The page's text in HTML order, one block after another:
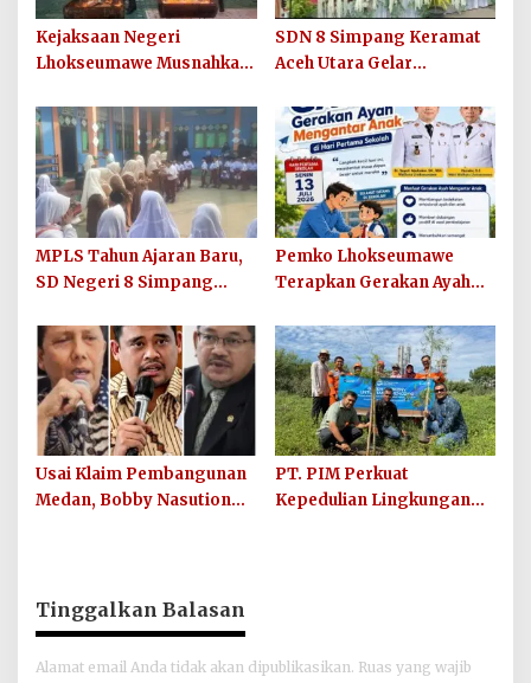
Kejaksaan Negeri
Lhokseumawe Musnahkan
Berkekuatan Hukum Tetap
dan Sosialisasikan Lelang
Barang Rampasan
SDN 8 Simpang Keramat
Aceh Utara Gelar
Tahun Ajaran 2026/2027
MPLS Tahun Ajaran Baru,
SD Negeri 8 Simpang
Sekolah Berkualitas dan
Berkarakter
Pemko Lhokseumawe
Terapkan Gerakan Ayah
Sekolah
Usai Klaim Pembangunan
Medan, Bobby Nasution
PT. PIM Perkuat
Kepedulian Lingkungan
Tinggalkan Balasan
Alamat email Anda tidak akan dipublikasikan. Ruas yang wajib